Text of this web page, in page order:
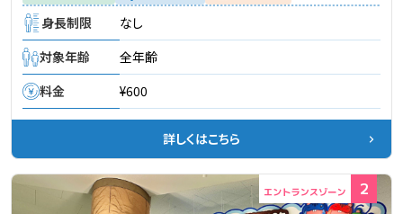
身長制限
なし
対象年齢
全年齢
料金
¥600
詳しくはこちら
2